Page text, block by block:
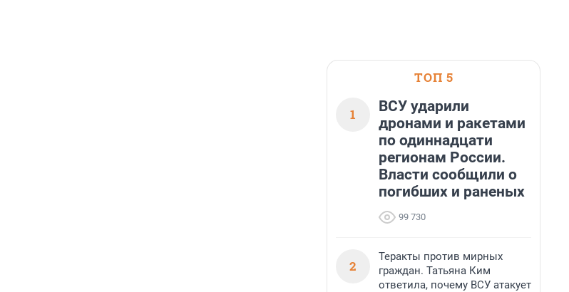
ТОП 5
1
ВСУ ударили
дронами и ракетами
по одиннадцати
регионам России.
Власти сообщили о
погибших и раненых
99 730
2
Теракты против мирных
граждан. Татьяна Ким
ответила, почему ВСУ атакует